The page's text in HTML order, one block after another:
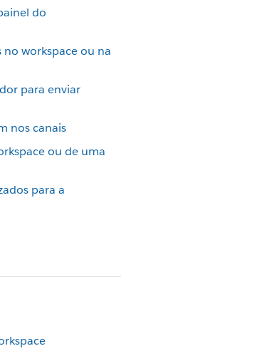
do
workspace ou na
para enviar
nos canais
ou de uma
para a